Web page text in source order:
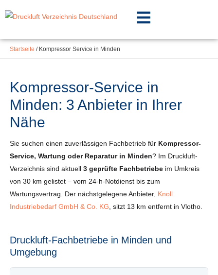
springen
Inhalt
Startseite / Kompressor Service in Minden
Kompressor-Service in
Minden: 3 Anbieter in Ihrer
Nähe
Sie suchen einen zuverlässigen Fachbetrieb für Kompressor-
Service, Wartung oder Reparatur in Minden? Im Druckluft-
Verzeichnis sind aktuell 3 geprüfte Fachbetriebe im Umkreis
von 30 km gelistet – vom 24-h-Notdienst bis zum
Wartungsvertrag. Der nächstgelegene Anbieter, Knoll
Industriebedarf GmbH & Co. KG , sitzt 13 km entfernt in Vlotho.
Druckluft-Fachbetriebe in Minden und
Umgebung